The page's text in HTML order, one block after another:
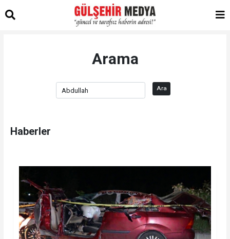
Arama
Ara
Haberler